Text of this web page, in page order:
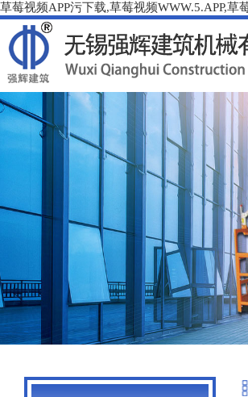
草莓视频APP污下载,草莓视频WWW.5.APP,草